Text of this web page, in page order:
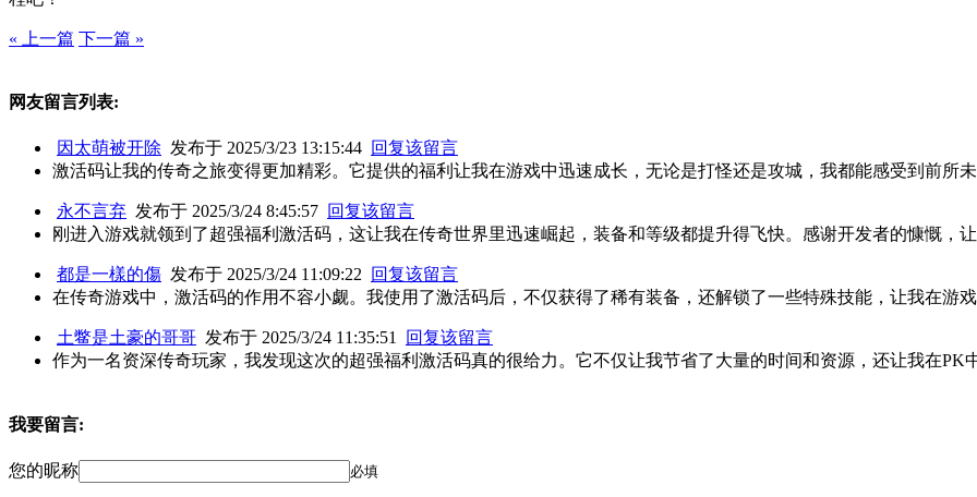
« 上一篇 下一篇 »
网友留言列表:
因太萌被开除 发布于 2025/3/23 13:15:44 回复该留言
激活码让我的传奇之旅变得更加精彩。它提供的福利让我在游戏中迅速成长，无论是打怪还是攻城，我都能感受到前所
永不言弃 发布于 2025/3/24 8:45:57 回复该留言
刚进入游戏就领到了超强福利激活码，这让我在传奇世界里迅速崛起，装备和等级都提升得飞快。感谢开发者的慷慨，
都是一樣的傷 发布于 2025/3/24 11:09:22
回复该留言
在传奇游戏中，激活码的作用不容小觑。我使用了激活码后，不仅获得了稀有装备，还解锁了一些特殊技能，让我在游
土鳖是土豪的哥哥 发布于 2025/3/24 11:35:51
回复该留言
作为一名资深传奇玩家，我发现这次的超强福利激活码真的很给力。它不仅让我节省了大量的时间和资源，还让我在PK
我要留言:
您的昵称 必填